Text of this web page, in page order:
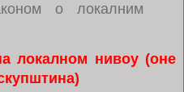
о локалним
локалном нивоу (оне